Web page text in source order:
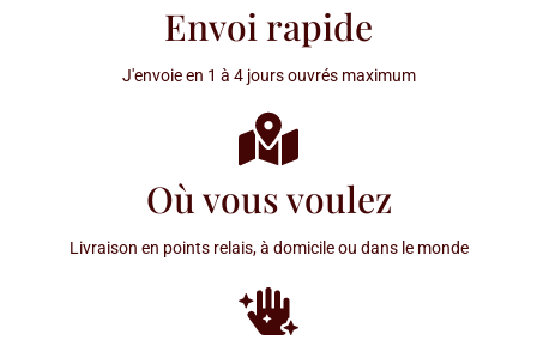
Envoi rapide
J'envoie en 1 à 4 jours ouvrés maximum
Où vous voulez
Livraison en points relais, à domicile ou dans le monde